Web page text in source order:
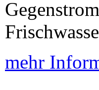
mehr